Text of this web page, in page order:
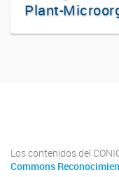
Plant-
Los contenidos del
Commons